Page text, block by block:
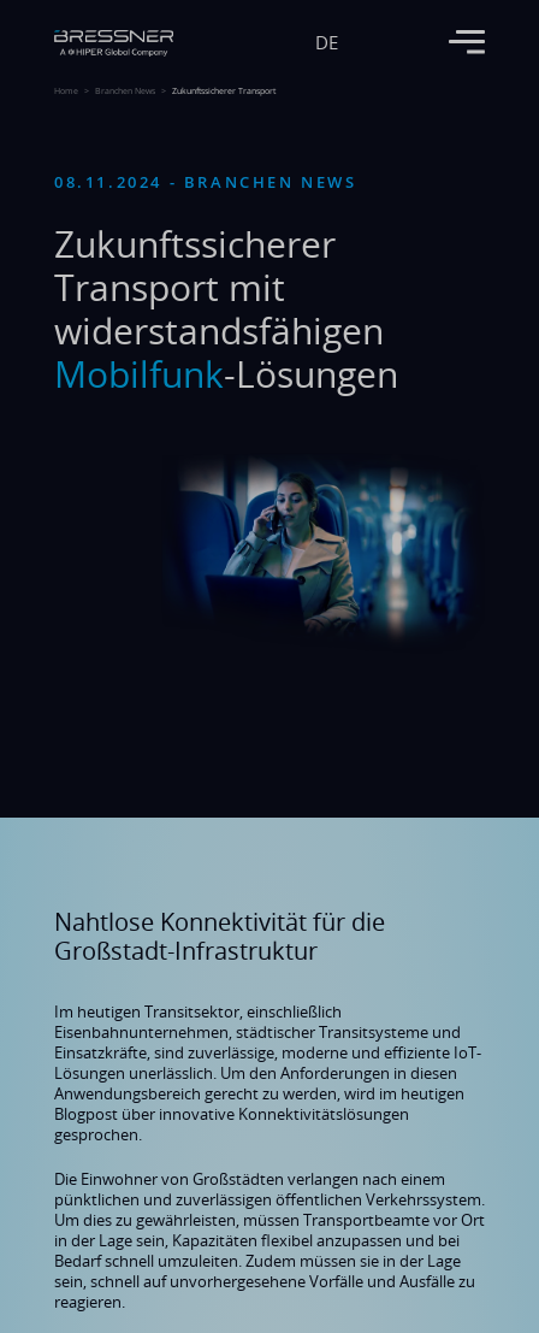
DE
Home Branchen News Zukunftssicherer Transport
08.11.2024 - BRANCHEN NEWS
Zukunftssicherer
Transport mit
widerstandsfähigen
Mobilfunk-Lösungen
Nahtlose Konnektivität für die
Großstadt-Infrastruktur
Im heutigen Transitsektor, einschließlich
Eisenbahnunternehmen, städtischer Transitsysteme und
Einsatzkräfte, sind zuverlässige, moderne und effiziente IoT-
Lösungen unerlässlich. Um den Anforderungen in diesen
Anwendungsbereich gerecht zu werden, wird im heutigen
Blogpost über innovative Konnektivitätslösungen
gesprochen.
Die Einwohner von Großstädten verlangen nach einem
pünktlichen und zuverlässigen öffentlichen Verkehrssystem.
Um dies zu gewährleisten, müssen Transportbeamte vor Ort
in der Lage sein, Kapazitäten flexibel anzupassen und bei
Bedarf schnell umzuleiten. Zudem müssen sie in der Lage
sein, schnell auf unvorhergesehene Vorfälle und Ausfälle zu
reagieren.